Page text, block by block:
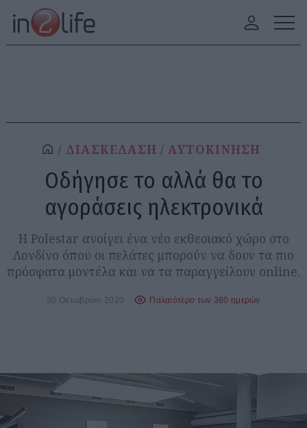
ΔΙΑΣΚΕΔΑΣΗ ΑΥΤΟΚΙΝΗΣΗ
Οδήγησε το αλλά θα το
αγοράσεις ηλεκτρονικά
Η Polestar ανοίγει ένα νέο εκθεσιακό χώρο στο
Λονδίνο όπου οι πελάτες μπορούν να δουν τα πιο
πρόσφατα μοντέλα και να τα παραγγείλουν online.
30 Οκτωβρίου 2020 Παλαιότερο των 360 ημερών